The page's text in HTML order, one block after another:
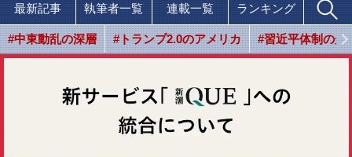
最新記事 執筆者一覧 連載一覧 ランキング
#中東動乱の深層 #トランプ2.0のアメリカ #習近平体制の光